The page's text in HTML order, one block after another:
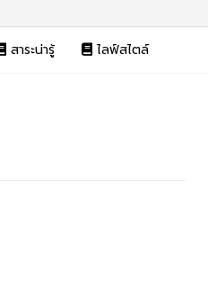
สาระน่ารู้ ไลฟ์สไตล์